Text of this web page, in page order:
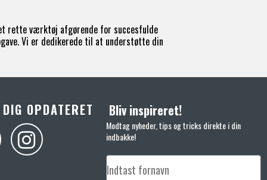
rette værktøj afgørende for succesfulde
Vi er dedikerede til at understøtte din
OPDATERET Bliv inspireret!
Modtag nyheder, tips og tricks direkte i din
indbakke!